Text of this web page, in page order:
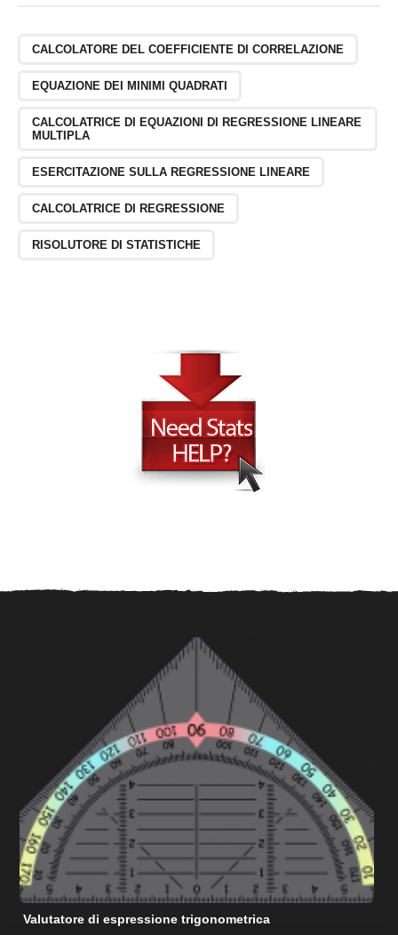
CALCOLATORE DEL COEFFICIENTE DI CORRELAZIONE
EQUAZIONE DEI MINIMI QUADRATI
CALCOLATRICE DI EQUAZIONI DI REGRESSIONE LINEARE
MULTIPLA
ESERCITAZIONE SULLA REGRESSIONE LINEARE
CALCOLATRICE DI REGRESSIONE
RISOLUTORE DI STATISTICHE
Valutatore di espressione trigonometrica